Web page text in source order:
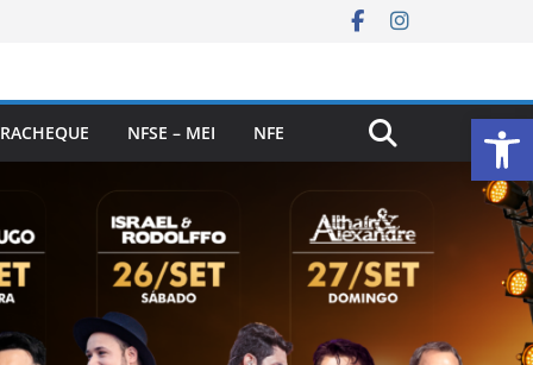
NFSE – MEI NFE